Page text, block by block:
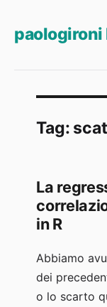
paologironi
Tag:
La
in R
Abbiamo
dei
o lo scarto